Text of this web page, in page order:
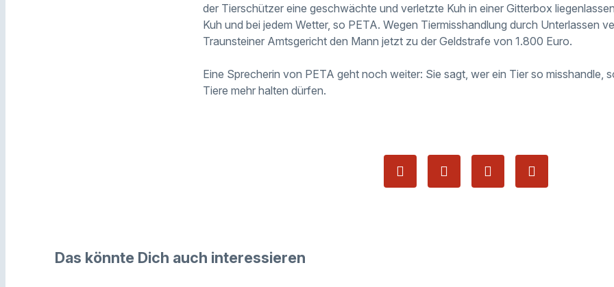
der Tierschützer eine geschwächte und verletzte Kuh in einer Gitterbox
Kuh und bei jedem Wetter, so PETA. Wegen Tiermisshandlung durch Unterlassen
Traunsteiner Amtsgericht den Mann jetzt zu der Geldstrafe von 1.800 Euro.
Eine Sprecherin von PETA geht noch weiter: Sie sagt, wer ein Tier so misshandle,
Tiere mehr halten dürfen.
Das könnte Dich auch interessieren